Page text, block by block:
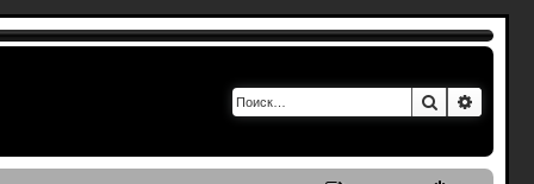
Поиск